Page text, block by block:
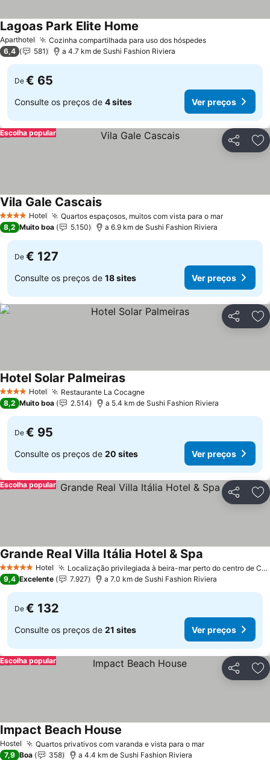
Aparthotel Cozinha compartilhada para uso dos hóspedesVer preços
Lagoas Park Elite Home
6,4 581 a 4.7 km de Sushi Fashion Riviera
De € 65
Consulte os preços de 4 sites Ver preços
Partilhar
Escolha popular
4 EstrelasHotel Quartos espaçosos, muitos com vista para o marVer
Vila Gale CascaisVer preços
8,2 Muito boa 5.150 a 6.9 km de Sushi Fashion Riviera
De € 127
Consulte os preços de 18 sites Ver preços
Partilhar
4 EstrelasHotel Restaurante La CocagneVer preços
Hotel Solar PalmeirasVer preços
8,2 Muito boa 2.514 a 5.4 km de Sushi Fashion Riviera
De € 95
Consulte os preços de 20 sites Ver preços
Partilhar
Escolha popular
5 Estrelas Hotel Localização privilegiada à beira-mar perto do centro de Cascais
Grande Real Villa Itália Hotel & Spa
9,4 Excelente 7.927 a 7.0 km de Sushi Fashion Riviera
De € 132
Consulte os preços de 21 sites Ver preços
Partilhar
Escolha popular
Hostel Quartos privativos com varanda e vista para o marVer preços
Impact Beach House
7,9 Boa 358 a 4.4 km de Sushi Fashion Riviera